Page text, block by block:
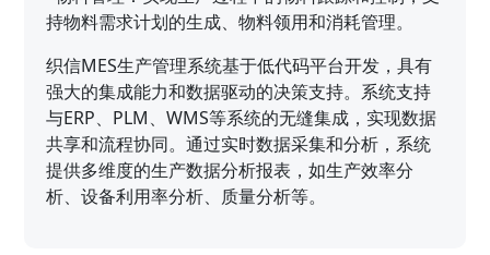
持物料需求计划的生成、物料领用和消耗管理。
织信MES生产管理系统基于低代码平台开发，具有
强大的集成能力和数据驱动的决策支持。系统支持
与ERP、PLM、WMS等系统的无缝集成，实现数据
共享和流程协同。通过实时数据采集和分析，系统
提供多维度的生产数据分析报表，如生产效率分
析、设备利用率分析、质量分析等。